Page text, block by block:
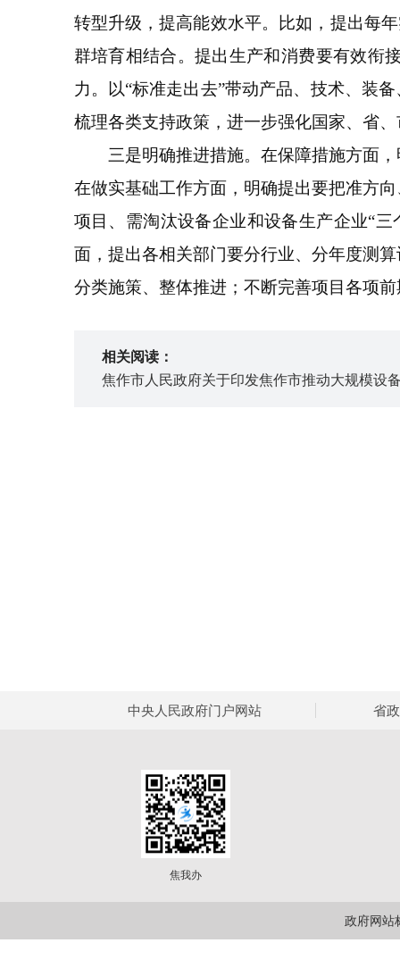
转型升级，提高能效水平。比如，提出每
群培育相结合。提出生产和消费要有效衔
力。以“标准走出去”带动产品、技术、装
梳理各类支持政策，进一步强化国家、省
三是明确推进措施。在保障措施方面，
在做实基础工作方面，明确提出要把准方
项目、需淘汰设备企业和设备生产企业“
面，提出各相关部门要分行业、分年度测
分类施策、整体推进；不断完善项目各项
相关阅读：
焦作市人民政府关于印发焦作市推动大规模设
中央人民政府门户网站 省
焦我办
政府网站